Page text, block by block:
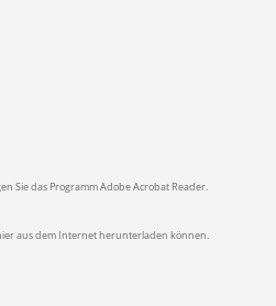
Sie das Programm Adobe Acrobat Reader.
aus dem Internet herunterladen können.